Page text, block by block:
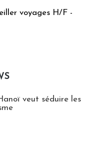
voyages H/F -
veut séduire les